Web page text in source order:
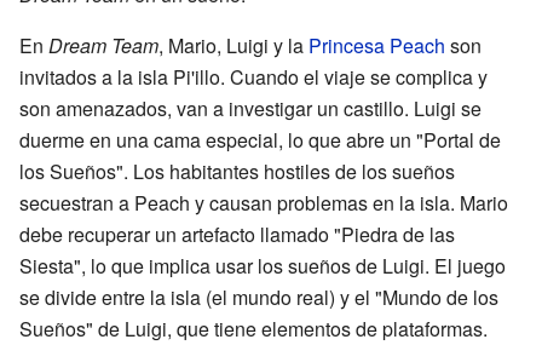
En Dream Team, Mario, Luigi y la Princesa Peach son
invitados a la isla Pi'illo. Cuando el viaje se complica y
son amenazados, van a investigar un castillo. Luigi se
duerme en una cama especial, lo que abre un "Portal de
los Sueños". Los habitantes hostiles de los sueños
secuestran a Peach y causan problemas en la isla. Mario
debe recuperar un artefacto llamado "Piedra de las
Siesta", lo que implica usar los sueños de Luigi. El juego
se divide entre la isla (el mundo real) y el "Mundo de los
Sueños" de Luigi, que tiene elementos de plataformas.